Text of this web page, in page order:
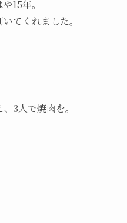
15年。
てくれました。
3人で焼肉を。